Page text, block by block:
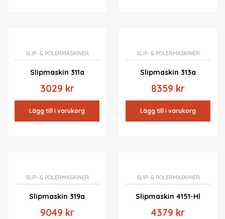
SLIP- & POLERMASKINER
Slipmaskin 311a
3029 kr
Lägg till i varukorg
SLIP- & POLERMASKINER
Slipmaskin 313a
8359 kr
Lägg till i varukorg
SLIP- & POLERMASKINER
Slipmaskin 319a
9049 kr
SLIP- & POLERMASKINER
Slipmaskin 4151-Hl
4379 kr